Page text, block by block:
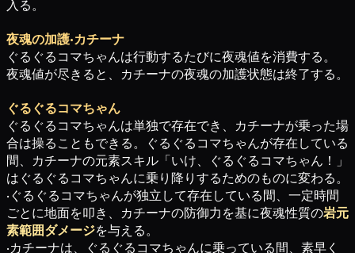
入る。
夜魂の加護·カチーナ
ぐるぐるコマちゃんは行動するたびに夜魂値を消費する。
夜魂値が尽きると、カチーナの夜魂の加護状態は終了する。
ぐるぐるコマちゃん
ぐるぐるコマちゃんは単独で存在でき、カチーナが乗った場
合は操ることもできる。ぐるぐるコマちゃんが存在している
間、カチーナの元素スキル「いけ、ぐるぐるコマちゃん！」
はぐるぐるコマちゃんに乗り降りするためのものに変わる。
·ぐるぐるコマちゃんが独立して存在している間、一定時間
ごとに地面を叩き、カチーナの防御力を基に夜魂性質の岩元
素範囲ダメージを与える。
·カチーナは、ぐるぐるコマちゃんに乗っている間、素早く